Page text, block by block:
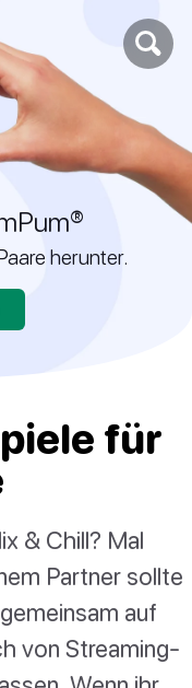
herunter.
für
& Chill? Mal
Partner sollte
auf
von Streaming-